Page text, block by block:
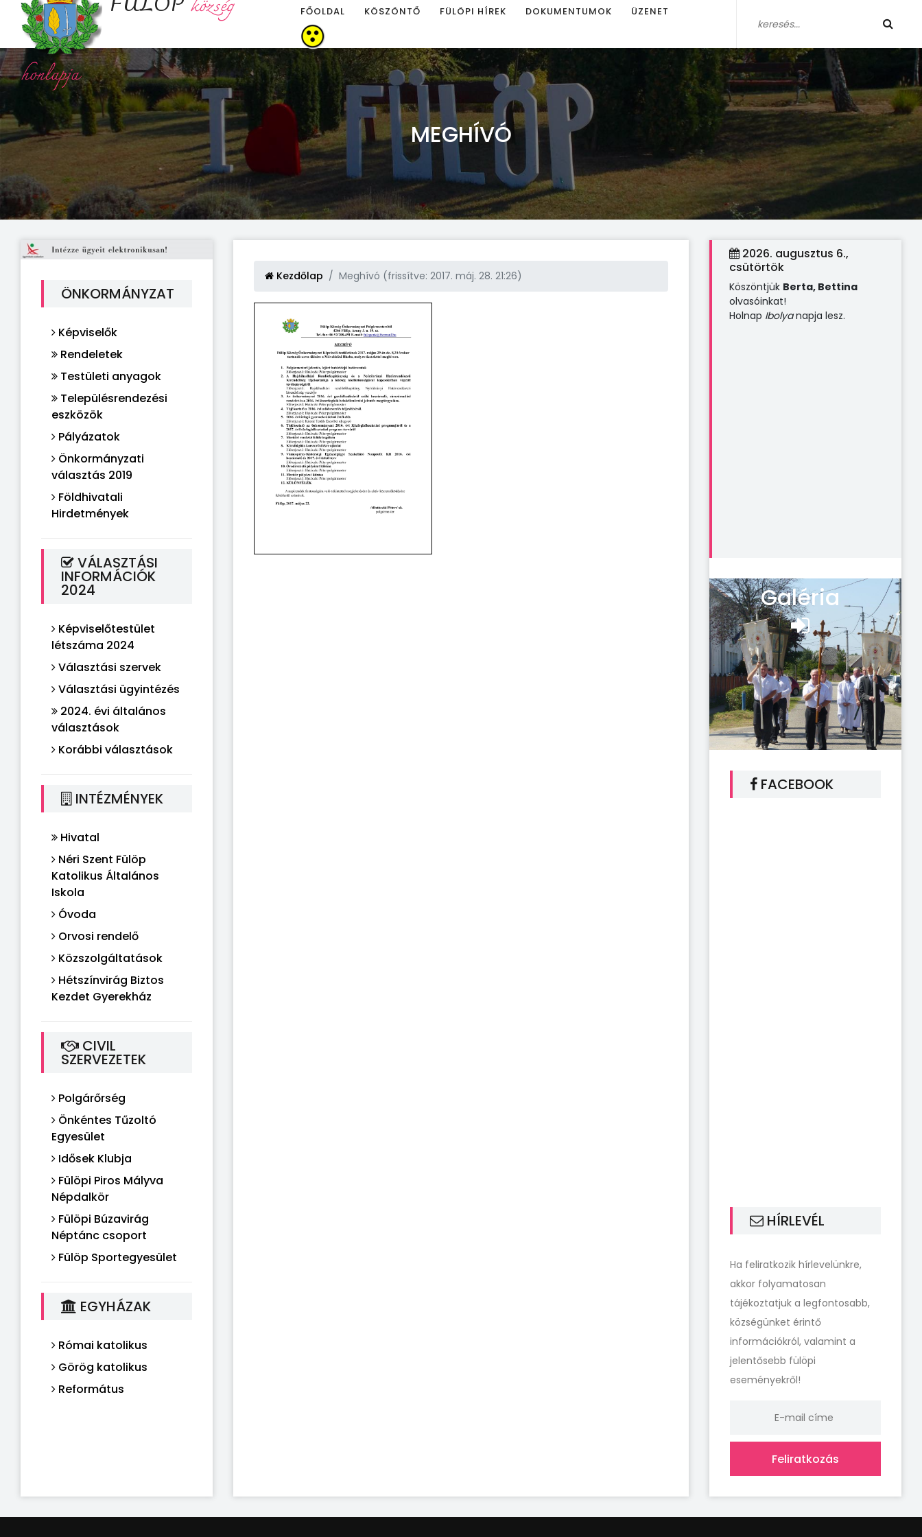
község
honlapja
FŐOLDAL KÖSZÖNTŐ FÜLÖPI HÍREK DOKUMENTUMOK ÜZENET
MEGHÍVÓ
ÖNKORMÁNYZAT
Képviselők
Rendeletek
Testületi anyagok
Településrendezési
eszközök
Pályázatok
Önkormányzati
választás 2019
Földhivatali
Hirdetmények
VÁLASZTÁSI
INFORMÁCIÓK
2024
Képviselőtestület
létszáma 2024
Választási szervek
Választási ügyintézés
2024. évi általános
választások
Korábbi választások
INTÉZMÉNYEK
Hivatal
Néri Szent Fülöp
Katolikus Általános
Iskola
Óvoda
Orvosi rendelő
Közszolgáltatások
Hétszínvirág Biztos
Kezdet Gyerekház
CIVIL
SZERVEZETEK
Polgárőrség
Önkéntes Tűzoltó
Egyesület
Idősek Klubja
Fülöpi Piros Mályva
Népdalkör
Fülöpi Búzavirág
Néptánc csoport
Fülöp Sportegyesület
EGYHÁZAK
Római katolikus
Görög katolikus
Református
Kezdőlap Meghívó (frissítve: 2017. máj. 28. 21:26)
2026. augusztus 6.,
csütörtök
Köszöntjük Berta, Bettina
olvasóinkat!
Holnap Ibolyanapja lesz.
Galéria
FACEBOOK
HÍRLEVÉL
Ha feliratkozik hírlevelünkre,
akkor folyamatosan
tájékoztatjuk a legfontosabb,
községünket érintő
információkról, valamint a
jelentősebb fülöpi
eseményekről!
Feliratkozás